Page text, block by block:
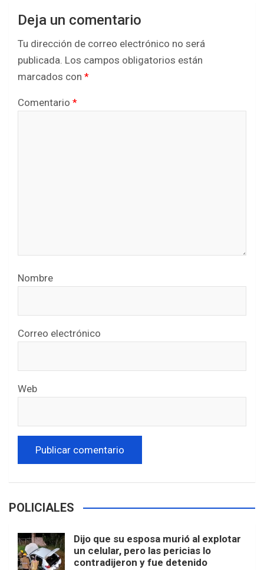
Deja un comentario
Tu dirección de correo electrónico no será
publicada. Los campos obligatorios están
marcados con *
Comentario *
Nombre
Correo electrónico
Web
POLICIALES
Dijo que su esposa murió al explotar
un celular, pero las pericias lo
contradijeron y fue detenido